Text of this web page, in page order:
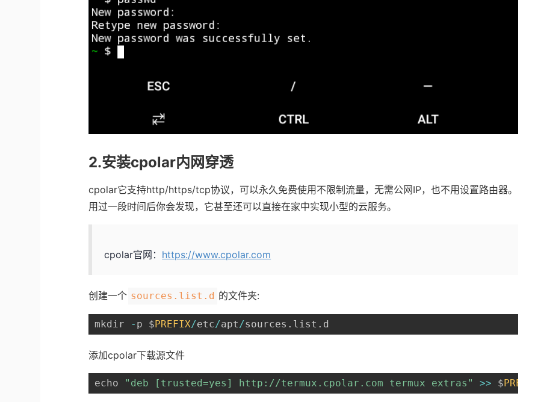
2.安装cpolar内网穿透
cpolar它支持http/https/tcp协议，可以永久免费使用不限制流量，无需公网IP，也不用设置路由器。
用过一段时间后你会发现，它甚至还可以直接在家中实现小型的云服务。
cpolar官网： https://www.cpolar.com
创建一个 sources.list.d 的文件夹:
mkdir - p $ PREFIX/etc/apt/sources . list . d
添加cpolar下载源文件
echo "deb [trusted=yes] http://termux.cpolar.com termux extras" >> $ PREFIX